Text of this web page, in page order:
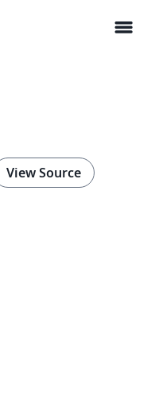
menu
View Source